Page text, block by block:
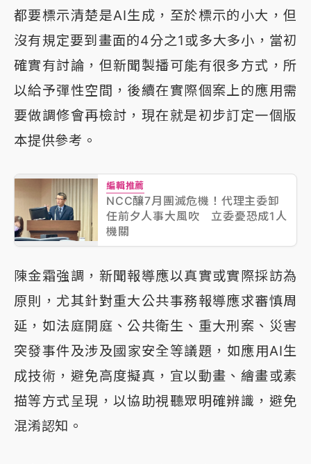
都要標示清楚是AI生成，至於標示的小大，但
沒有規定要到畫面的4分之1或多大多小，當初
確實有討論，但新聞製播可能有很多方式，所
以給予彈性空間，後續在實際個案上的應用需
要做調修會再檢討，現在就是初步訂定一個版
本提供參考。
編輯推薦
NCC釀7月團滅危機！代理主委卸
任前夕人事大風吹 立委憂恐成1人
機關
陳金霜強調，新聞報導應以真實或實際採訪為
原則，尤其針對重大公共事務報導應求審慎周
延，如法庭開庭、公共衛生、重大刑案、災害
突發事件及涉及國家安全等議題，如應用AI生
成技術，避免高度擬真，宜以動畫、繪畫或素
描等方式呈現，以協助視聽眾明確辨識，避免
混淆認知。